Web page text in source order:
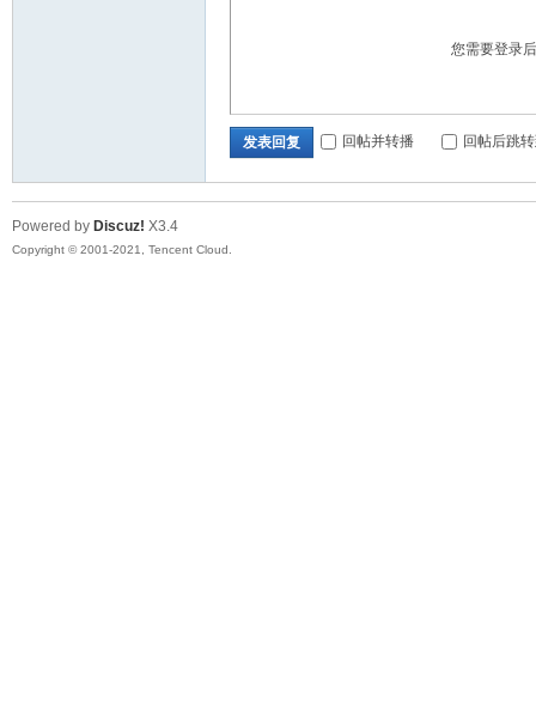
您需要登录
发表回复 回帖并转播 回帖后跳
Powered by Discuz! X3.4
Copyright © 2001-2021, Tencent Cloud.